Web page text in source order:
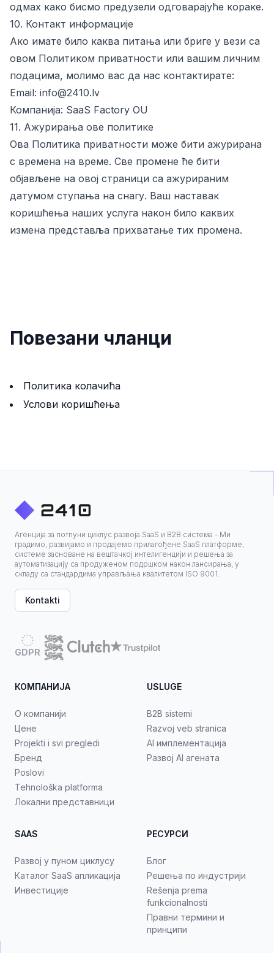
одмах како бисмо предузели одговарајуће кораке.
10. Контакт информације
Ако имате било каква питања или бриге у вези са
овом Политиком приватности или вашим личним
подацима, молимо вас да нас контактирате:
Email: info@2410.lv
Компанија: SaaS Factory OU
11. Ажурирања ове политике
Ова Политика приватности може бити ажурирана
с времена на време. Све промене ће бити
објављене на овој страници са ажурираним
датумом ступања на снагу. Ваш наставак
коришћења наших услуга након било каквих
измена представља прихватање тих промена.
Повезани чланци
Политика колачића
Услови коришћења
Агенција за потпуни циклус развоја SaaS и B2B система - Ми
градимо, развијамо и продајемо прилагођене SaaS платформе,
системе засноване на вештачкој интелигенцији и решења за
аутоматизацију са продуженом подршком након лансирања, у
складу са стандардима управљања квалитетом ISO 9001.
Kontakti
GDPR
КОМПАНИЈА
О компанији
Цене
Projekti i svi pregledi
Бренд
Poslovi
Tehnološka platforma
Локални представници
USLUGE
B2B sistemi
Razvoj veb stranica
AI имплементација
Развој AI агената
SAAS
Развој у пуном циклусу
Каталог SaaS апликација
Инвестиције
РЕСУРСИ
Блог
Решења по индустрији
Rešenja prema
funkcionalnosti
Правни термини и
принципи